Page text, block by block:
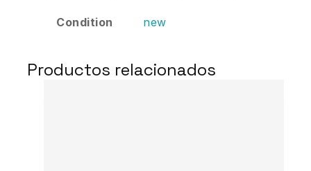
Condition new
Productos relacionados